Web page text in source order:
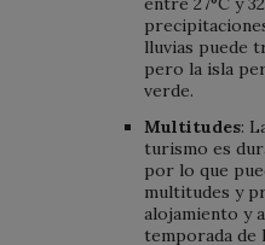
lluvias puede
pero la isla
verde.
Multitudes:
turismo es
por lo que
multitudes y
alojamiento y
temporada de